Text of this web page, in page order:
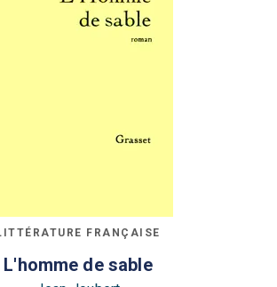
FRANÇAISE
L'homme de sable